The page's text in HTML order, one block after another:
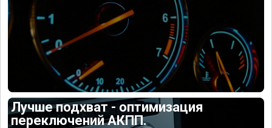
Лучше подхват - оптимизация
переключений АКПП.